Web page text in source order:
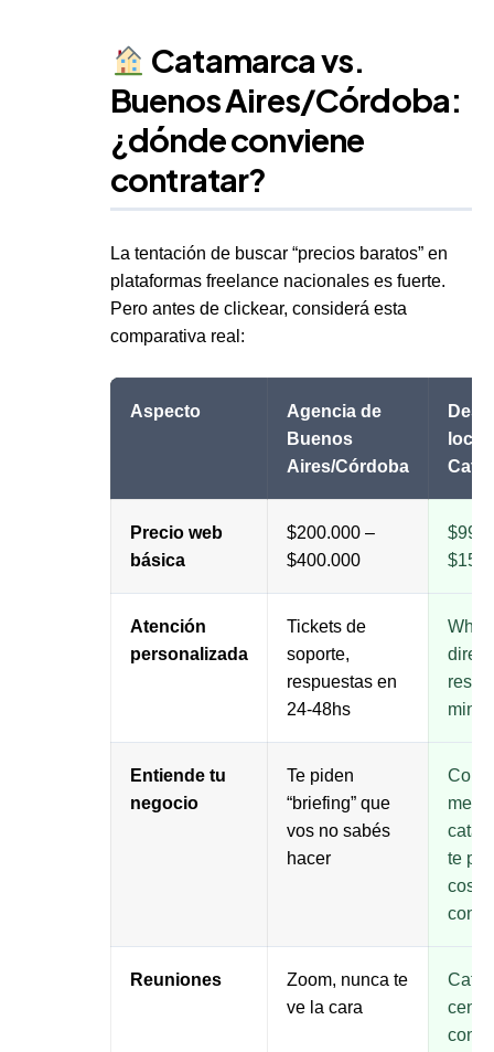
Catamarca vs.
Buenos Aires/Córdoba:
¿dónde conviene
contratar?
La tentación de buscar “precios baratos” en
plataformas freelance nacionales es fuerte.
Pero antes de clickear, considerá esta
comparativa real:
Aspecto
Agencia de
Buenos
Aires/Córdoba
local
Precio web
básica
$200.000 –
$400.000
Atención
personalizada
Tickets de
soporte,
respuestas en
24-48hs
Entiende tu
negocio
Te piden
“briefing” que
vos no sabés
hacer
te
cosas
Reuniones
Zoom, nunca te
ve la cara
Café